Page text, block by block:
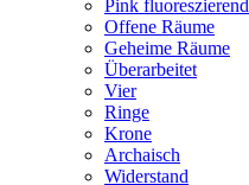
Pink fluoreszierend
Offene Räume
Geheime Räume
Überarbeitet
Vier
Ringe
Krone
Archaisch
Widerstand